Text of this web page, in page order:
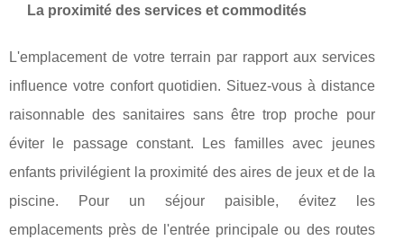
La proximité des services et commodités
L'emplacement de votre terrain par rapport aux services
influence votre confort quotidien. Situez-vous à distance
raisonnable des sanitaires sans être trop proche pour
éviter le passage constant. Les familles avec jeunes
enfants privilégient la proximité des aires de jeux et de la
piscine. Pour un séjour paisible, évitez les
emplacements près de l'entrée principale ou des routes